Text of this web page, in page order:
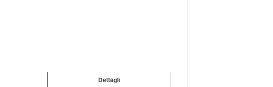
Dettagli